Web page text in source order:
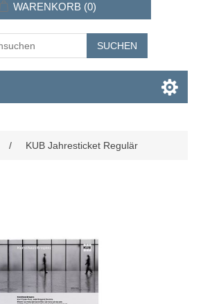
WARENKORB (0)
/ KUB Jahresticket Regulär